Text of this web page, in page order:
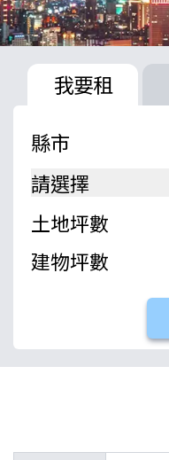
我要租
請選擇